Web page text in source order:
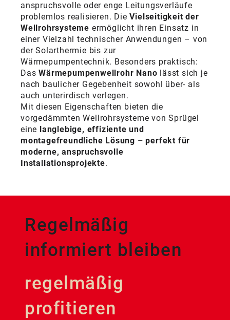
anspruchsvolle oder enge Leitungsverläufe
problemlos realisieren. DieVielseitigkeit der
Wellrohrsysteme ermöglicht ihren Einsatz in
einer Vielzahl technischer Anwendungen – von
der Solarthermie bis zur
Wärmepumpentechnik. Besonders praktisch:
DasWärmepumpenwellrohr Nano lässt sich je
nach baulicher Gegebenheit sowohl über- als
auch unterirdisch verlegen.
Mit diesen Eigenschaften bieten die
vorgedämmten Wellrohrsysteme von Sprügel
eine langlebige, effiziente und
montagefreundliche Lösung – perfekt für
moderne, anspruchsvolle
Installationsprojekte.
Regelmäßig
informiert bleiben
regelmäßig
profitieren